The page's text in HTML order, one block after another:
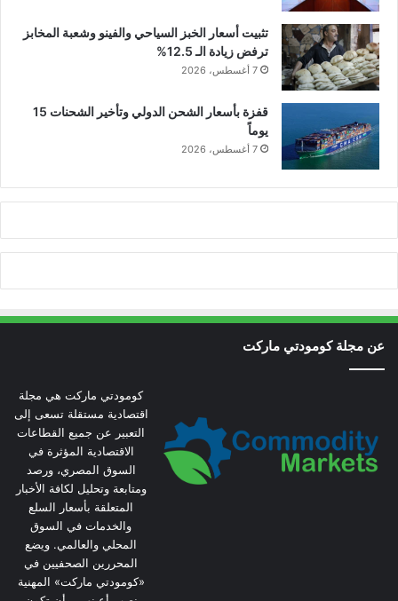
تثبيت أسعار الخبز السياحي والفينو وشعبة المخابز
ترفض زيادة الـ 12.5%
7 أغسطس، 2026
قفزة بأسعار الشحن الدولي وتأخير الشحنات 15
يوماً
7 أغسطس، 2026
عن مجلة كومودتي ماركت
كومودتي ماركت هي مجلة
اقتصادية مستقلة تسعى إلى
التعبير عن جميع القطاعات
الاقتصادية المؤثرة في
السوق المصري، ورصد
ومتابعة وتحليل لكافة الأخبار
المتعلقة بأسعار السلع
والخدمات في السوق
المحلي والعالمي. ويضع
المحررين الصحفيين في
«كومودتي ماركت» المهنية